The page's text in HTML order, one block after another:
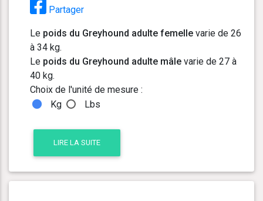
Partager
Le poids du Greyhound adulte femelle varie de 26
à 34 kg.
Le poids du Greyhound adulte mâle varie de 27 à
40 kg.
Choix de l'unité de mesure :
Kg
Lbs
LIRE LA SUITE